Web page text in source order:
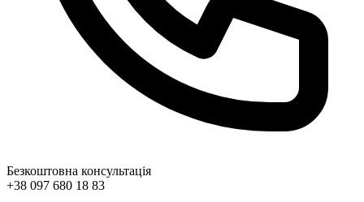
Безкоштовна консультація
+38 097 680 18 83